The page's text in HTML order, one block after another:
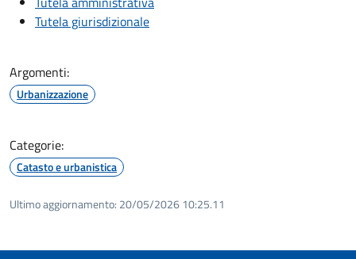
Tutela giurisdizionale
Argomenti:
Urbanizzazione
Categorie:
Catasto e urbanistica
Ultimo aggiornamento: 20/05/2026 10:25.11